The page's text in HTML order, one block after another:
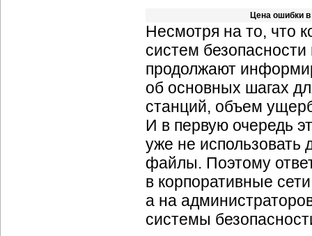
Цена ошибки
Несмотря на то, что
систем
продолжают
об основных шагах
станций, объем
И в первую очередь
уже не использовать
файлы. Поэтому
в корпоративные
а на
системы